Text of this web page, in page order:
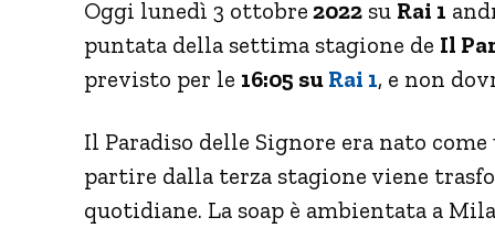
Oggi lunedì 3 ottobre 2022 su Rai 1
puntata della settima stagione de Il
previsto per le 16:05 su Rai 1, e non
Il Paradiso delle Signore era nato
partire dalla terza stagione viene
quotidiane. La soap è ambientata a